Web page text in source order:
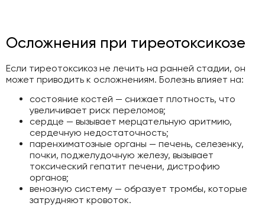
Осложнения при тиреотоксикозе
Если тиреотоксикоз не лечить на ранней стадии, он
может приводить к осложнениям. Болезнь влияет на:
состояние костей — снижает плотность, что
увеличивает риск переломов;
сердце — вызывает мерцательную аритмию,
сердечную недостаточность;
паренхиматозные органы — печень, селезенку,
почки, поджелудочную железу, вызывает
токсический гепатит печени, дистрофию
органов;
венозную систему — образует тромбы, которые
затрудняют кровоток.